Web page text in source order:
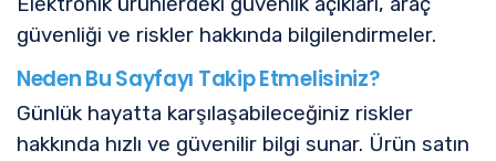
güvenliği ve riskler hakkında bilgilendirmeler.
Neden Bu Sayfayı Takip Etmelisiniz?
Günlük hayatta karşılaşabileceğiniz riskler
hakkında hızlı ve güvenilir bilgi sunar. Ürün satın